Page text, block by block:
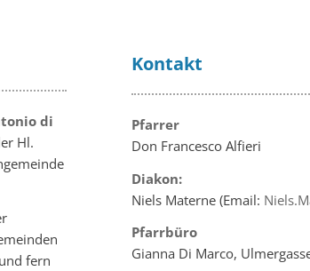
di
Hl.
fern
Kontakt
Pfarrer
Don Francesco Alfieri
Diakon:
Niels Materne (Email:
Pfarrbüro
Gianna Di Marco,